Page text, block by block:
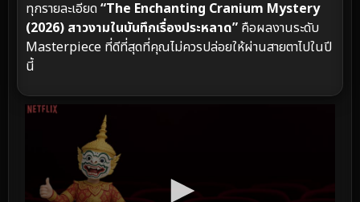
ทุกรายละเอียด“The Enchanting Cranium Mystery
(2026) สาวงามในบันทึกเรื่องประหลาด” คือผลงานระดับ
Masterpiece ที่ดีที่สุดที่คุณไม่ควรปล่อยให้ผ่านสายตาไปในปี
นี้